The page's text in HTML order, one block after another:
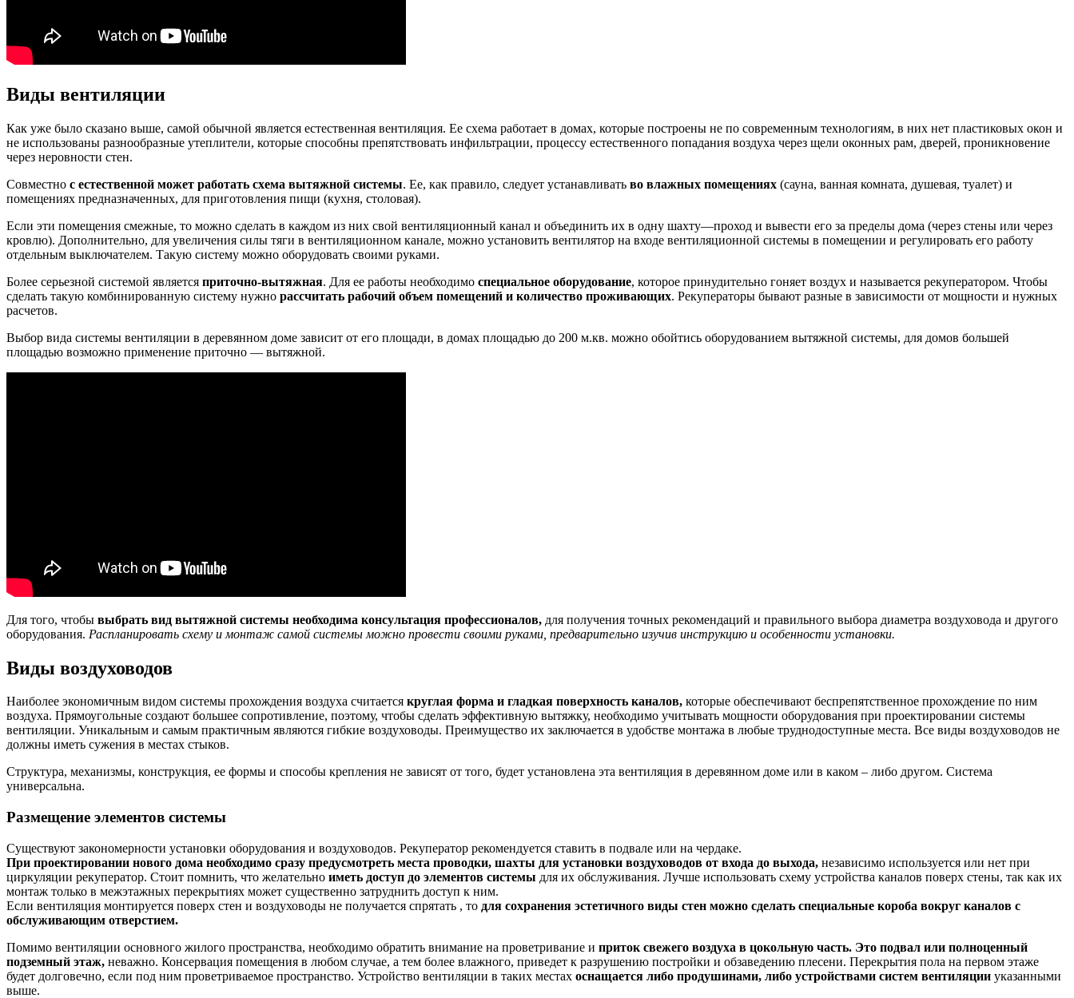
Виды вентиляции
Как уже было сказано выше, самой обычной является естественная вентиляция. Ее схема работает в домах, которые построены не по современным технологиям, в них нет пластиковых окон и
не использованы разнообразные утеплители, которые способны препятствовать инфильтрации, процессу естественного попадания воздуха через щели оконных рам, дверей, проникновение
через неровности стен.
Совместно с естественной может работать схема вытяжной системы. Ее, как правило, следует устанавливать во влажных помещениях (сауна, ванная комната, душевая, туалет) и
помещениях предназначенных, для приготовления пищи (кухня, столовая).
Если эти помещения смежные, то можно сделать в каждом из них свой вентиляционный канал и объединить их в одну шахту—проход и вывести его за пределы дома (через стены или через
кровлю). Дополнительно, для увеличения силы тяги в вентиляционном канале, можно установить вентилятор на входе вентиляционной системы в помещении и регулировать его работу
отдельным выключателем. Такую систему можно оборудовать своими руками.
Более серьезной системой является приточно-вытяжная. Для ее работы необходимо специальное оборудование, которое принудительно гоняет воздух и называется рекуператором. Чтобы
сделать такую комбинированную систему нужно рассчитать рабочий объем помещений и количество проживающих. Рекуператоры бывают разные в зависимости от мощности и нужных
расчетов.
Выбор вида системы вентиляции в деревянном доме зависит от его площади, в домах площадью до 200 м.кв. можно обойтись оборудованием вытяжной системы, для домов большей
площадью возможно применение приточно — вытяжной.
Для того, чтобы выбрать вид вытяжной системы необходима консультация профессионалов, для получения точных рекомендаций и правильного выбора диаметра воздуховода и другого
оборудования. Распланировать схему и монтаж самой системы можно провести своими руками, предварительно изучив инструкцию и особенности установки.
Виды воздуховодов
Наиболее экономичным видом системы прохождения воздуха считается круглая форма и гладкая поверхность каналов, которые обеспечивают беспрепятственное прохождение по ним
воздуха. Прямоугольные создают большее сопротивление, поэтому, чтобы сделать эффективную вытяжку, необходимо учитывать мощности оборудования при проектировании системы
вентиляции. Уникальным и самым практичным являются гибкие воздуховоды. Преимущество их заключается в удобстве монтажа в любые труднодоступные места. Все виды воздуховодов не
должны иметь сужения в местах стыков.
Структура, механизмы, конструкция, ее формы и способы крепления не зависят от того, будет установлена эта вентиляция в деревянном доме или в каком – либо другом. Система
универсальна.
Размещение элементов системы
Существуют закономерности установки оборудования и воздуховодов. Рекуператор рекомендуется ставить в подвале или на чердаке.
При проектировании нового дома необходимо сразу предусмотреть места проводки, шахты для установки воздуховодов от входа до выхода, независимо используется или нет при
циркуляции рекуператор. Стоит помнить, что желательно иметь доступ до элементов системы для их обслуживания. Лучше использовать схему устройства каналов поверх стены, так как их
монтаж только в межэтажных перекрытиях может существенно затруднить доступ к ним.
Если вентиляция монтируется поверх стен и воздуховоды не получается спрятать , то для сохранения эстетичного виды стен можно сделать специальные короба вокруг каналов с
обслуживающим отверстием.
Помимо вентиляции основного жилого пространства, необходимо обратить внимание на проветривание и приток свежего воздуха в цокольную часть. Это подвал или полноценный
подземный этаж, неважно. Консервация помещения в любом случае, а тем более влажного, приведет к разрушению постройки и обзаведению плесени. Перекрытия пола на первом этаже
будет долговечно, если под ним проветриваемое пространство. Устройство вентиляции в таких местах оснащается либо продушинами, либо устройствами систем вентиляции указанными
выше.